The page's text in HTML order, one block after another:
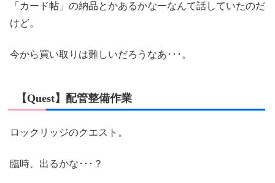
「カード帖」の納品とかあるかなーなんて話していたのだ
けど。
今から買い取りは難しいだろうなあ･･･。
【Quest】配管整備作業
ロックリッジのクエスト。
臨時、出るかな･･･？